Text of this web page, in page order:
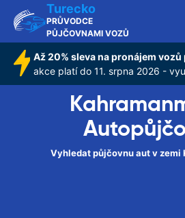
Turecko
PRŮVODCE
PŮJČOVNAMI VOZŮ
Až 20% sleva na pronájem vozů
akce platí do 11. srpna 2026 -
Vyhledat půjčovnu aut v zemi